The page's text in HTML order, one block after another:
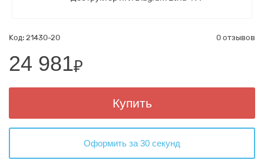
Код: 21430-20 0 отзывов
24 981₽
Купить
Оформить за 30 секунд